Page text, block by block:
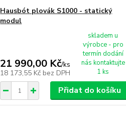
Hausbót plovák S1000 - statický
modul
21 990,00 Kč/ks
18 173,55 Kč bez DPH
skladem u
výrobce - pro
termín dodání
nás kontaktujte
1 ks
Přidat do košíku